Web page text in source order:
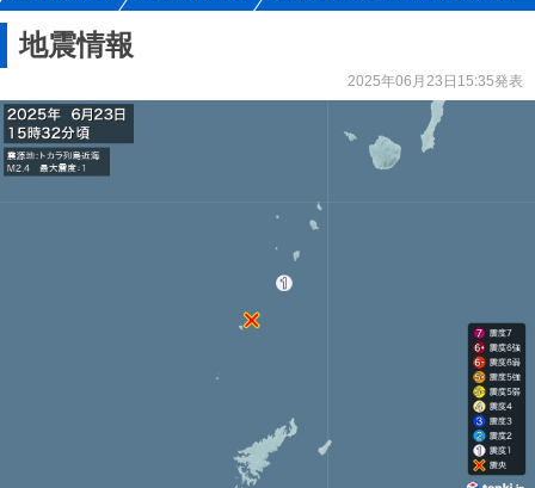
地震情報
2025年06月23日15:35発表